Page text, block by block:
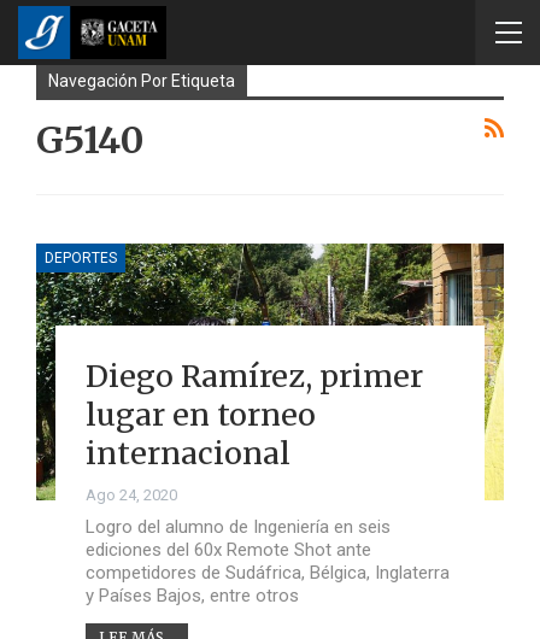
Navegación Por Etiqueta
G5140
DEPORTES
Diego Ramírez, primer
lugar en torneo
internacional
Ago 24, 2020
Logro del alumno de Ingeniería en seis
ediciones del 60x Remote Shot ante
competidores de Sudáfrica, Bélgica, Inglaterra
y Países Bajos, entre otros